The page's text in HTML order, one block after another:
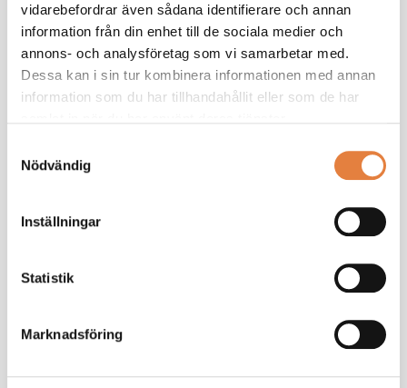
vidarebefordrar även sådana identifierare och annan
information från din enhet till de sociala medier och
annons- och analysföretag som vi samarbetar med.
Dessa kan i sin tur kombinera informationen med annan
information som du har tillhandahållit eller som de har
Nödvändig
Inställningar
Statistik
Marknadsföring
Inblick
människorna och företagen inom den
samt dess näringspolitiska utmaningar. Vi
Inspiration och Opinion.